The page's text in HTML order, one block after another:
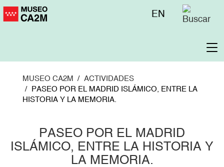
Pasar
Menú
EN
MUSEO CA2M
ACTIVIDADES
PASEO POR EL MADRID ISLÁMICO, ENTRE LA
HISTORIA Y LA MEMORIA.
PASEO POR EL MADRID
ISLÁMICO, ENTRE LA HISTORIA Y
LA MEMORIA.